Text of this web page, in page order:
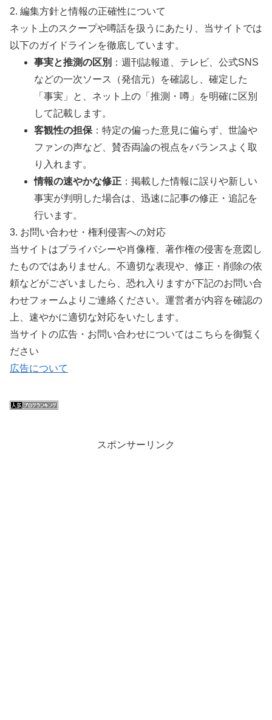
2. 編集方針と情報の正確性について
ネット上のスクープや噂話を扱うにあたり、当サイトでは
以下のガイドラインを徹底しています。
事実と推測の区別 ：週刊誌報道、テレビ、公式SNS
などの一次ソース（発信元）を確認し、確定した
「事実」と、ネット上の「推測・噂」を明確に区別
して記載します。
客観性の担保 ：特定の偏った意見に偏らず、世論や
ファンの声など、賛否両論の視点をバランスよく取
り入れます。
情報の速やかな修正 ：掲載した情報に誤りや新しい
事実が判明した場合は、迅速に記事の修正・追記を
行います。
3. お問い合わせ・権利侵害への対応
当サイトはプライバシーや肖像権、著作権の侵害を意図し
たものではありません。不適切な表現や、修正・削除の依
頼などがございましたら、恐れ入りますが下記のお問い合
わせフォームよりご連絡ください。運営者が内容を確認の
上、速やかに適切な対応をいたします。
当サイトの広告・お問い合わせについてはこちらを御覧く
ださい
広告について
スポンサーリンク